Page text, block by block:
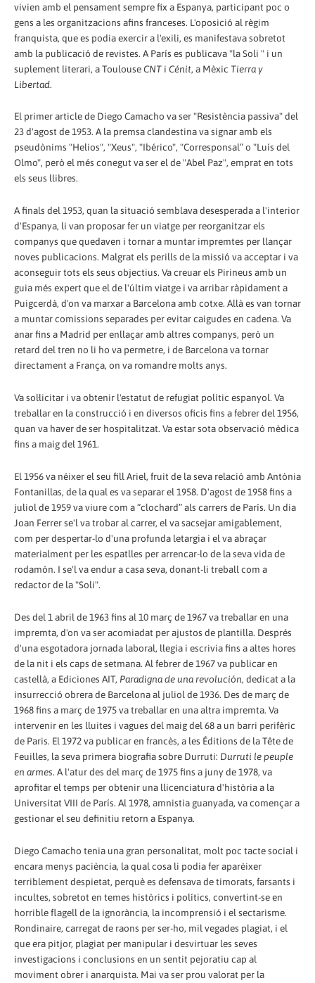
vivien amb el pensament sempre fix a Espanya, participant poc o
gens a les organitzacions afins franceses. L'oposició al règim
franquista, que es podia exercir a l'exili, es manifestava sobretot
amb la publicació de revistes. A París es publicava "la Soli " i un
suplement literari, a ToulouseCNT i Cénit, a Mèxic Tierra y
Libertad.
El primer article de Diego Camacho va ser "Resistència passiva" del
23 d'agost de 1953. A la premsa clandestina va signar amb els
pseudònims "Helios", "Xeus", "Ibérico", "Corresponsal” o "Luís del
Olmo", però el més conegut va ser el de "Abel Paz", emprat en tots
els seus llibres.
A finals del 1953, quan la situació semblava desesperada a l'interior
d'Espanya, li van proposar fer un viatge per reorganitzar els
companys que quedaven i tornar a muntar impremtes per llançar
noves publicacions. Malgrat els perills de la missió va acceptar i va
aconseguir tots els seus objectius. Va creuar els Pirineus amb un
guia més expert que el de l'últim viatge i va arribar ràpidament a
Puigcerdà, d'on va marxar a Barcelona amb cotxe. Allà es van tornar
a muntar comissions separades per evitar caigudes en cadena. Va
anar fins a Madrid per enllaçar amb altres companys, però un
retard del tren no li ho va permetre, i de Barcelona va tornar
directament a França, on va romandre molts anys.
Va sol·licitar i va obtenir l'estatut de refugiat polític espanyol. Va
treballar en la construcció i en diversos oficis fins a febrer del 1956,
quan va haver de ser hospitalitzat. Va estar sota observació mèdica
fins a maig del 1961.
El 1956 va néixer el seu fill Ariel, fruit de la seva relació amb Antònia
Fontanillas, de la qual es va separar el 1958. D'agost de 1958 fins a
juliol de 1959 va viure com a “clochard” als carrers de París. Un dia
Joan Ferrer se'l va trobar al carrer, el va sacsejar amigablement,
com per despertar-lo d'una profunda letargia i el va abraçar
materialment per les espatlles per arrencar-lo de la seva vida de
rodamón. I se'l va endur a casa seva, donant-li treball com a
redactor de la "Soli".
Des del 1 abril de 1963 fins al 10 març de 1967 va treballar en una
impremta, d'on va ser acomiadat per ajustos de plantilla. Després
d'una esgotadora jornada laboral, llegia i escrivia fins a altes hores
de la nit i els caps de setmana. Al febrer de 1967 va publicar en
castellà, a Ediciones AIT, Paradigna de una revolución, dedicat a la
insurrecció obrera de Barcelona al juliol de 1936. Des de març de
1968 fins a març de 1975 va treballar en una altra impremta. Va
intervenir en les lluites i vagues del maig del 68 a un barri perifèric
de Paris. El 1972 va publicar en francès, a les Éditions de la Tête de
Feuilles, la seva primera biografia sobre Durruti: Durruti le peuple
en armes. A l'atur des del març de 1975 fins a juny de 1978, va
aprofitar el temps per obtenir una llicenciatura d'història a la
Universitat VIII de París. Al 1978, amnistia guanyada, va començar a
gestionar el seu definitiu retorn a Espanya.
Diego Camacho tenia una gran personalitat, molt poc tacte social i
encara menys paciència, la qual cosa li podia fer aparèixer
terriblement despietat, perquè es defensava de timorats, farsants i
incultes, sobretot en temes històrics i polítics, convertint-se en
horrible flagell de la ignorància, la incomprensió i el sectarisme.
Rondinaire, carregat de raons per ser-ho, mil vegades plagiat, i el
que era pitjor, plagiat per manipular i desvirtuar les seves
investigacions i conclusions en un sentit pejoratiu cap al
moviment obrer i anarquista. Mai va ser prou valorat per la